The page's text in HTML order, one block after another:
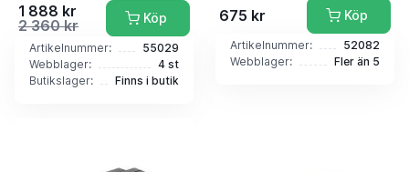
1 888 kr
2 360 kr
Köp
Artikelnummer:
55029
Webblager:
4 st
Butikslager:
Finns i butik
675 kr Köp
Artikelnummer:
52082
Webblager:
Fler än 5